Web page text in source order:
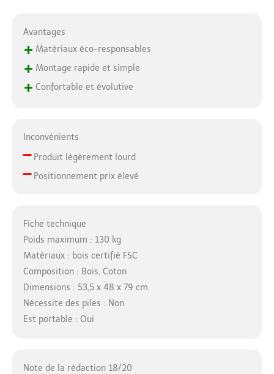
Avantages
+ Matériaux éco-responsables
+ Montage rapide et simple
+ Confortable et évolutive
Inconvénients
–Produit légèrement lourd
–Positionnement prix élevé
Fiche technique
Poids maximum : 130 kg
Matériaux : bois certifié FSC
Composition : Bois, Coton
Dimensions : 53,5 x 48 x 79 cm
Nécessite des piles : Non
Est portable : Oui
Note de la rédaction 18/20